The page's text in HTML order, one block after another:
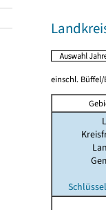
einschl. Büffel/